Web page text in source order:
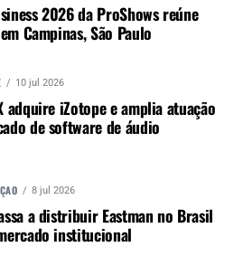
e divulgar o mercado e
para o music business,
de áudio profissional,
Nós amamos o que
ESTÁ NO WHATSAPP!
seu trabalho com a música.
Canal de WhatsApp
2026 da ProShows reúne
Campinas, São Paulo
10 jul 2026
adquire iZotope e amplia atuação
de software de áudio
8 jul 2026
a distribuir Eastman no Brasil
institucional